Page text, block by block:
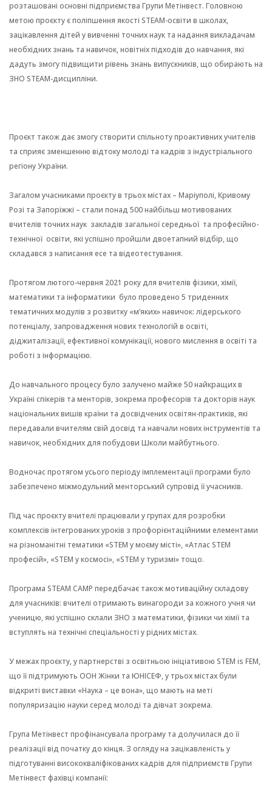
розташовані основні підприємства Групи Метінвест. Головною
метою проєкту є поліпшення якості STEAM-освіти в школах,
зацікавлення дітей у вивченні точних наук та надання викладачам
необхідних знань та навичок, новітніх підходів до навчання, які
дадуть змогу підвищити рівень знань випускників, що обирають на
ЗНО STEAM-дисципліни.
Проєкт також дає змогу створити спільноту проактивних учителів
та сприяє зменшенню відтоку молоді та кадрів з індустріального
регіону України.
Загалом учасниками проєкту в трьох містах – Маріуполі, Кривому
Розі та Запоріжжі – стали понад 500 найбільш мотивованих
вчителів точних наук закладів загальної середньої та професійно-
технічної освіти, які успішно пройшли двоетапний відбір, що
складався з написання есе та відеотестування.
Протягом лютого-червня 2021 року для вчителів фізики, хімії,
математики та інформатики було проведено 5 триденних
тематичних модулів з розвитку «м’яких» навичок: лідерського
потенціалу, запровадження нових технологій в освіті,
діджиталізації, ефективної комунікації, нового мислення в освіті та
роботі з інформацією.
До навчального процесу було залучено майже 50 найкращих в
Україні спікерів та менторів, зокрема професорів та докторів наук
національних вишів країни та досвідчених освітян-практиків, які
передавали вчителям свій досвід та навчали нових інструментів та
навичок, необхідних для побудови Школи майбутнього.
Водночас протягом усього періоду імплементації програми було
забезпечено міжмодульний менторський супровід її учасників.
Під час проєкту вчителі працювали у групах для розробки
комплексів інтегрованих уроків з профорієнтаційними елементами
на різноманітні тематики «STEM у моєму місті», «Атлас STEM
професій», «STEM у космосі», «STEM у туризмі» тощо.
Програма STEAM CAMP передбачає також мотиваційну складову
для учасників: вчителі отримають винагороди за кожного учня чи
ученицю, які успішно склали ЗНО з математики, фізики чи хімії та
вступлять на технічні спеціальності у рідних містах.
У межах проєкту, у партнерстві з освітньою ініціативою STEM is FEM,
що її підтримують ООН Жінки та ЮНІСЕФ, у трьох містах були
відкриті виставки «Наука – це вона», що мають на меті
популяризацію науки серед молоді та дівчат зокрема.
Група Метінвест профінансувала програму та долучилася до її
реалізації від початку до кінця. З огляду на зацікавленість у
підготуванні висококваліфікованих кадрів для підприємств Групи
Метінвест фахівці компанії: